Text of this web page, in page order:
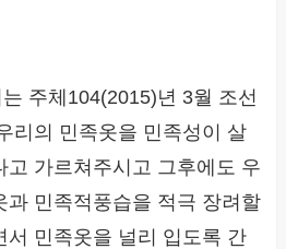
주체104(2015)년 3월 조선
리의 민족옷을 민족성이 살
고 가르쳐주시고 그후에도 우
과 민족적풍습을 적극 장려할
서 민족옷을 널리 입도록 간